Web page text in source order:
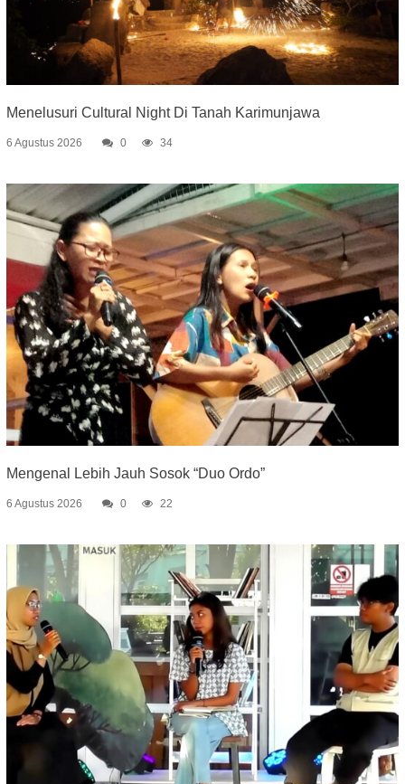
Menelusuri Cultural Night Di Tanah Karimunjawa
6 Agustus 2026 0 34
Mengenal Lebih Jauh Sosok “Duo Ordo”
6 Agustus 2026 0 22